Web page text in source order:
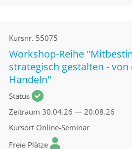
Kursnr. 55075
Workshop-Reihe
strategisch gestalten -
Handeln"
Status
Zeitraum 30.04.26 — 20.08.26
Kursort Online-Seminar
Freie Plätze